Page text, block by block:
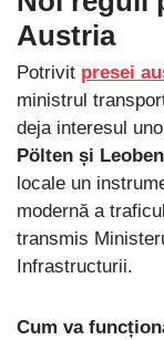
Austria
Potrivit presei
ministrul
deja interesul
Pölten și Leoben
locale un
modernă a
transmis
Infrastructurii.
Cum va